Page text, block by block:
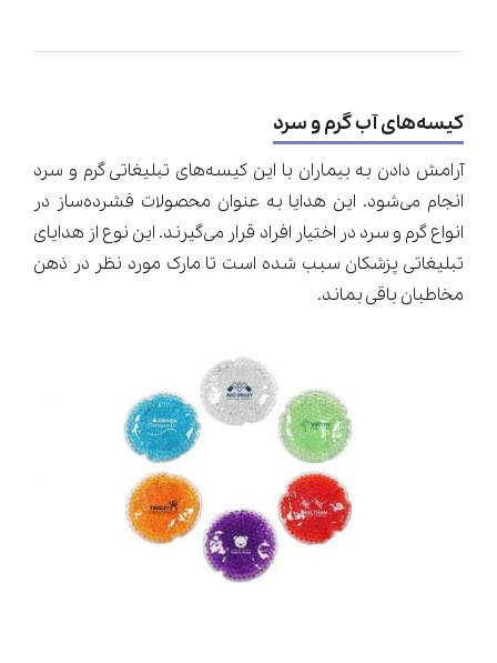
کیسه‌های آب گرم و سرد
آرامش دادن به بیماران با این کیسه‌های تبلیغاتی گرم و سرد
انجام می‌شود. این هدایا به عنوان محصولات فشرده‌ساز در
انواع گرم و سرد در اختیار افراد قرار می‌گیرند. این نوع از هدایای
تبلیغاتی پزشکان سبب شده است تا مارک مورد نظر در ذهن
مخاطبان باقی بماند.